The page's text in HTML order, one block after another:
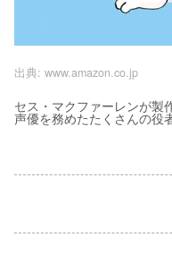
出典: www.amazon.co.jp
セス・マクファーレンが製
声優を務めたたくさんの役